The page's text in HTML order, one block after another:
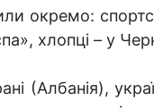
окремо:
хлопці – у
(Албанія),